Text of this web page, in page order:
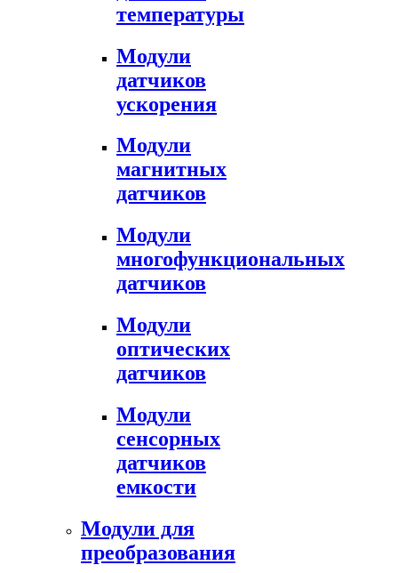
температуры
Модули
датчиков
ускорения
Модули
магнитных
датчиков
Модули
многофункциональных
датчиков
Модули
оптических
датчиков
Модули
сенсорных
датчиков
емкости
Модули для
преобразования